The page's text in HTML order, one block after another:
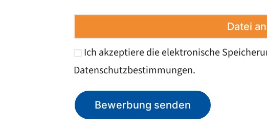
Datei
Ich akzeptiere die elektronische
Datenschutzbestimmungen.
Bewerbung senden